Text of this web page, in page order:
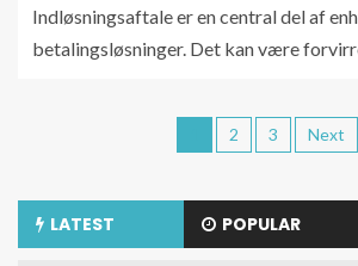
Indløsningsaftale er en central del af
betalingsløsninger. Det kan være
2 3 Next
LATEST POPULAR